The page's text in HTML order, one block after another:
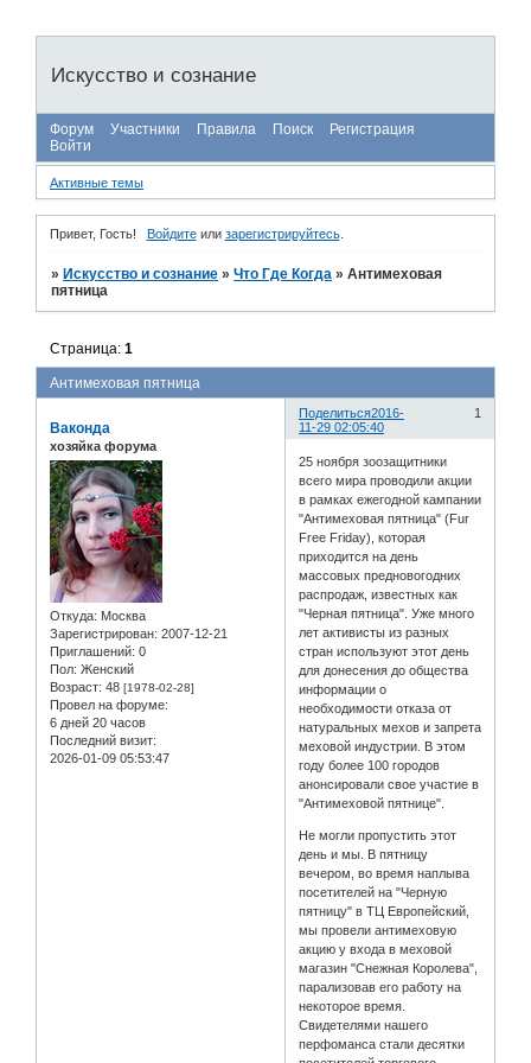
Искусство и сознание
Форум Участники Правила Поиск
Регистрация
Войти
Активные темы
Привет, Гость! Войдитеили зарегистрируйтесь.
» Искусство и сознание »Что Где Когда »Антимеховая
пятница
Антимеховая пятница
Страница:1
Поделиться 1
2016-
11-29 02:05:40
Ваконда
хозяйка форума
Откуда: Москва
Зарегистрирован: 2007-12-21
Приглашений: 0
Пол: Женский
Возраст: 48 [1978-02-28]
Провел на форуме:
6 дней 20 часов
Последний визит:
2026-01-09 05:53:47
25 ноября зоозащитники
всего мира проводили акции
в рамках ежегодной кампании
"Антимеховая пятница" (Fur
Free Friday), которая
приходится на день
массовых предновогодних
распродаж, известных как
"Черная пятница". Уже много
лет активисты из разных
стран используют этот день
для донесения до общества
информации о
необходимости отказа от
натуральных мехов и запрета
меховой индустрии. В этом
году более 100 городов
анонсировали свое участие в
"Антимеховой пятнице".
Не могли пропустить этот
день и мы. В пятницу
вечером, во время наплыва
посетителей на "Черную
пятницу" в ТЦ Европейский,
мы провели антимеховую
акцию у входа в меховой
магазин "Снежная Королева",
парализовав его работу на
некоторое время.
Свидетелями нашего
перфоманса стали десятки